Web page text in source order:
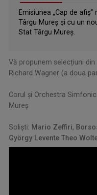
Emisiunea „Cap de
Târgu Mureş şi cu un
Stat Târgu Mureş.
Vă propunem selecțiuni din
Richard Wagner (a doua
Corul și Orchestra
Mureş
Soliști: Mario Zeffiri,
György Levente Theo